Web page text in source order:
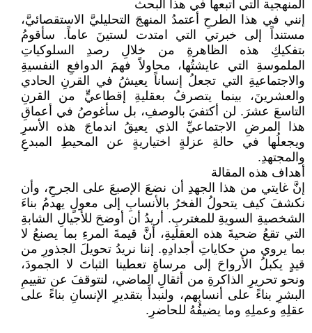
المنهجية التي أتبعها في هذا البحث
إنني في هذا الطرحِ أعتمدُ المنهجَ التحليليَّ الاستقصائيَّ،
مستنداً إلى خبرتي التي امتدت لستينَ عاماً. سأقومُ
بتفكيكِ هذه الظاهرةِ من خلالِ رصدِ السلوكياتِ
الملموسةِ التي عايشتُها، محاولاً فهمَ الدوافعِ النفسيةِ
والاجتماعيةِ التي تجعلُ إنساناً يعيشُ في القرنِ الحادي
والعشرينَ، بينما يتصرفُ بعقليةِ إقطاعيٍّ من القرنِ
التاسعَ عشرَ. لن أكتفيَ بالوصفِ، بل سأغوصُ في أعماقِ
هذا المرضِ الاجتماعيِّ الذي يعيقُ اندماجَ هذه الأسرِ
ويجعلُها في حالةِ عزلةٍ اختياريةٍ عن المحيطِ المبدعِ
والمجتهدِ.
أهداف هذه المقالة
إنَّ غايتي من هذا الجهدِ أن نضعَ الإصبعَ على الجرحِ، وأن
نكشفَ كيف يتحولُ الفخرُ بالأنسابِ إلى معولٍ يهدمُ بناءَ
الشخصيةِ السويةِ للمغتربِ. أريدُ أن أوضحَ للأجيالِ الشابةِ
التي تقعُ ضحيةَ هذه العقليةِ، أنَّ قيمةَ المرءِ بما يصنعُ لا
بما يروي من حكاياتِ أجدادِهِ. إننا نريدُ تحويلَ الجذورِ من
قيدٍ يكبلُ الأرواحَ إلى مرساةٍ تعطينا الثباتَ لا الجمودَ،
ونحو تحريرِ الذاكرةِ من أثقالِ الماضي، لنتوقفَ عن تقييمِ
البشرِ بناءً على أنسابِهم، ولنبدأَ بتقديرِ الإنسانِ بناءً على
عقلِهِ وعملِهِ وما يضيفُهُ للحاضرِ.